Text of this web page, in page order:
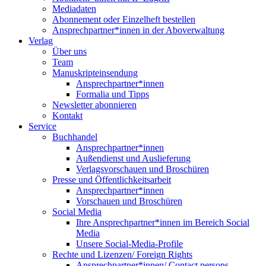
Mediadaten
Abonnement oder Einzelheft bestellen
Ansprechpartner*innen in der Aboverwaltung
Verlag
Über uns
Team
Manuskripteinsendung
Ansprechpartner*innen
Formalia und Tipps
Newsletter abonnieren
Kontakt
Service
Buchhandel
Ansprechpartner*innen
Außendienst und Auslieferung
Verlagsvorschauen und Broschüren
Presse und Öffentlichkeitsarbeit
Ansprechpartner*innen
Vorschauen und Broschüren
Social Media
Ihre Ansprechpartner*innen im Bereich Social
Media
Unsere Social-Media-Profile
Rechte und Lizenzen/ Foreign Rights